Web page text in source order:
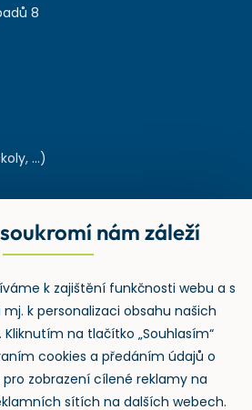
8
...)
v odpadechnám záleží
k zajištění funkčnosti webu a s
k personalizaci obsahu našich
na tlačítko „Souhlasím“
cookies a předáním údajů o
zobrazení cílené reklamy na
sítích na dalších webech.